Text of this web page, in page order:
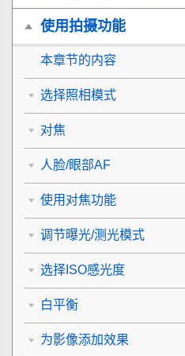
使用拍摄功能
本章节的内容
选择照相模式
对焦
人脸/眼部AF
使用对焦功能
调节曝光/测光模式
选择ISO感光度
白平衡
为影像添加效果